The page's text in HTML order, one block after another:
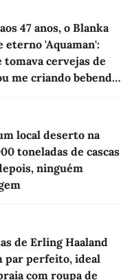
47 anos, o Blanka
'Aquaman':
cervejas de
me criando bebendo
local deserto na
toneladas de cascas
ninguém
de Erling Haaland
par perfeito, ideal
com roupa de